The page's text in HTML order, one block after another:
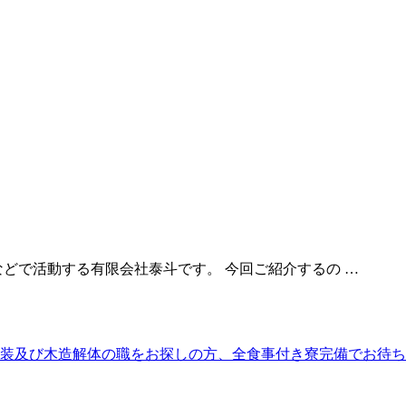
で活動する有限会社泰斗です。 今回ご紹介するの …
及び木造解体の職をお探しの方、全食事付き寮完備でお待ち